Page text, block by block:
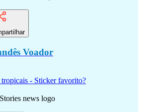
Voador